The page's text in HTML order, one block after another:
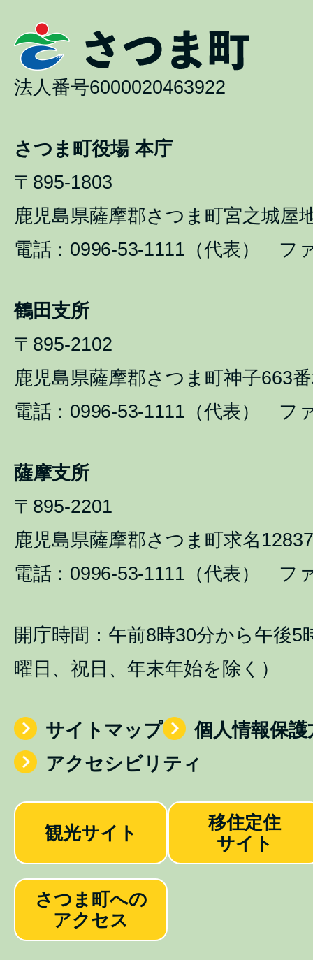
法人番号6000020463922
さつま町役場 本庁
〒895-1803
鹿児島県薩摩郡さつま町宮之城屋
電話：0996-53-1111（代表） フ
鶴田支所
〒895-2102
鹿児島県薩摩郡さつま町神子663
電話：0996-53-1111（代表） フ
薩摩支所
〒895-2201
鹿児島県薩摩郡さつま町求名
電話：0996-53-1111（代表） フ
開庁時間：午前8時30分から午後5
曜日、祝日、年末年始を除く）
サイトマップ
個人情報保護
アクセシビリティ
観光サイト
移住定住
サイト
さつま町への
アクセス